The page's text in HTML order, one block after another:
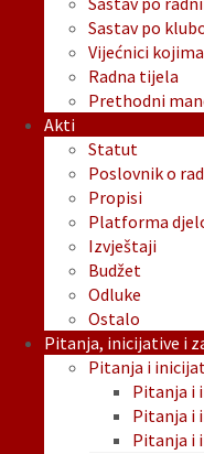
Sastav po
Vijećnici
Radna tijela
Prethodni
Akti
Statut
Poslovnik o
Propisi
Platforma
Izvještaji
Budžet
Odluke
Ostalo
Pitanja, inicijative i
Pitanja i
Pitanja i
Pitanja i
Pitanja i